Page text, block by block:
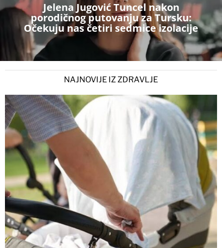
Jelena Jugović Tuncel nakon
porodičnog putovanju za Tursku:
Očekuju nas četiri sedmice izolacije
NAJNOVIJE IZ ZDRAVLJE